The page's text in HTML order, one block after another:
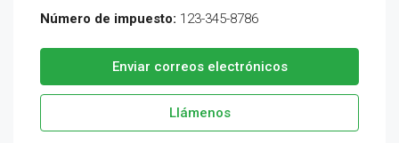
Número de impuesto: 123-345-8786
Enviar correos electrónicos
Llámenos